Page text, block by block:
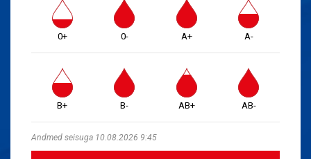
0+ 0- A+ A-
B+ B- AB+ AB-
Andmed seisuga 10.08.2026 9:45